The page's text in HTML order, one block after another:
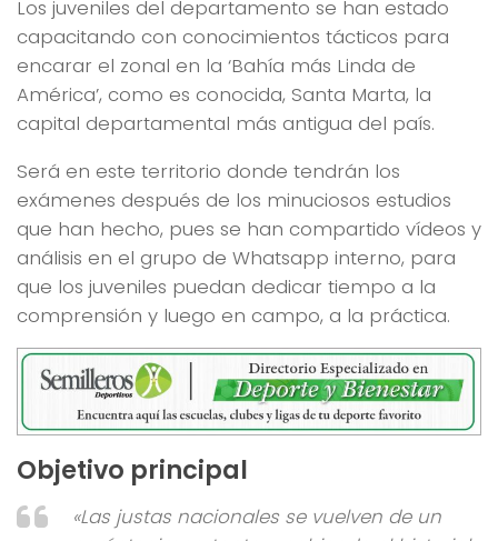
Los juveniles del departamento se han estado
capacitando con conocimientos tácticos para
encarar el zonal en la ‘Bahía más Linda de
América’, como es conocida, Santa Marta, la
capital departamental más antigua del país.
Será en este territorio donde tendrán los
exámenes después de los minuciosos estudios
que han hecho, pues se han compartido vídeos y
análisis en el grupo de Whatsapp interno, para
que los juveniles puedan dedicar tiempo a la
comprensión y luego en campo, a la práctica.
Objetivo principal
«Las justas nacionales se vuelven de un